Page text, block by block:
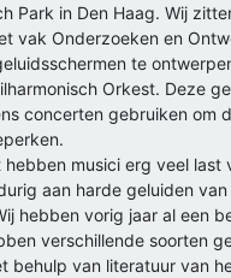
Park in Den Haag. Wij
vak Onderzoeken en
te
Orkest. Deze
concerten gebruiken om
hebben musici erg veel last
aan harde geluiden
hebben vorig jaar al een
verschillende soorten
behulp van literatuur van